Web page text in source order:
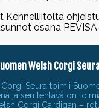
cardiganit
pembroket
pembroket
Kennelliitolta
osana
Welsh Corgi
Seura toimii
ja sen tehtävä on
Corgi Cardigan –